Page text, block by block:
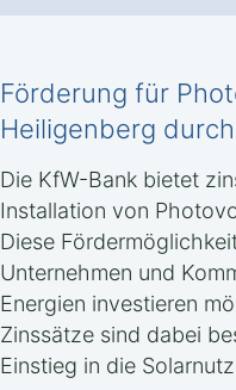
Förderung für
Heiligenberg
Die KfW-Bank bietet
Installation von
Diese
Unternehmen und
Energien investieren
Zinssätze sind dabei
Einstieg in die